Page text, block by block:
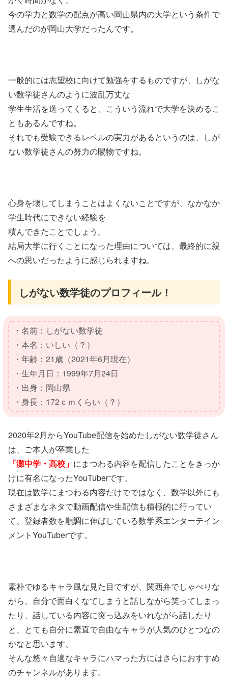
今の学力と数学の配点が高い岡山県内の大学という条件で
選んだのが岡山大学だったんです。
一般的には志望校に向けて勉強をするものですが、しがな
い数学徒さんのように波乱万丈な
学生生活を送ってくると、こういう流れで大学を決めるこ
ともあるんですね。
それでも受験できるレベルの実力があるというのは、しが
ない数学徒さんの努力の賜物ですね。
心身を壊してしまうことはよくないことですが、なかなか
学生時代にできない経験を
積んできたことでしょう。
結局大学に行くことになった理由については、最終的に親
への思いだったように感じられますね。
しがない数学徒のプロフィール！
・名前：しがない数学徒
・本名：いしい（？）
・年齢：21歳（2021年6月現在）
・生年月日：1999年7月24日
・出身：岡山県
・身長：172ｃｍくらい（？）
2020年2月からYouTube配信を始めたしがない数学徒さん
は、ご本人が卒業した
「灘中学・高校」 にまつわる内容を配信したことをきっか
けに有名になったYouTuberです。
現在は数学にまつわる内容だけでではなく、数学以外にも
さまざまなネタで動画配信や生配信も積極的に行ってい
て、登録者数を順調に伸ばしている数学系エンターテイン
メントYouTuberです。
素朴でゆるキャラ風な見た目ですが、関西弁でしゃべりな
がら、自分で面白くなてしまうと話しながら笑ってしまっ
たり、話している内容に突っ込みをいれながら話したり
と、とても自分に素直で自由なキャラが人気のひとつなの
かなと思います、
そんな悠々自適なキャラにハマった方にはさらにおすすめ
のチャンネルがあります。